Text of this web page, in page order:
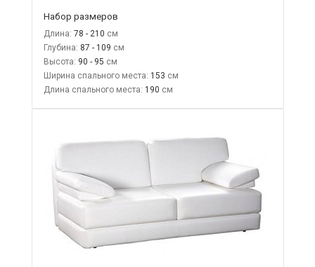
Набор размеров
Длина: 78 - 210
Глубина: 87 - 109
Высота: 90 - 95
Ширина спального места: 153
Длина спального места: 190